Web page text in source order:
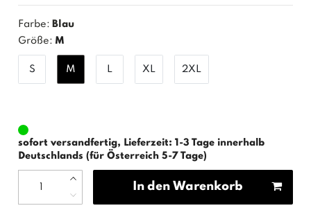
Farbe: Blau
Größe: M
S M L XL 2XL
sofort versandfertig, Lieferzeit: 1-3 Tage innerhalb
Deutschlands (für Österreich 5-7 Tage)
In den Warenkorb